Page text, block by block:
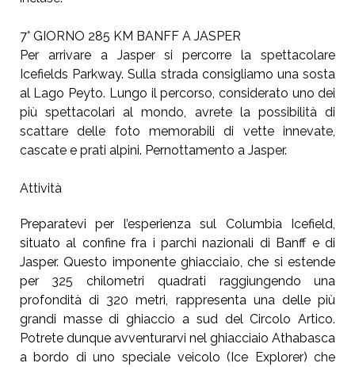
7° GIORNO 285 KM BANFF A JASPER
Per arrivare a Jasper si percorre la spettacolare
Icefields Parkway. Sulla strada consigliamo una sosta
al Lago Peyto. Lungo il percorso, considerato uno dei
più spettacolari al mondo, avrete la possibilità di
scattare delle foto memorabili di vette innevate,
cascate e prati alpini. Pernottamento a Jasper.
Attività
Preparatevi per l’esperienza sul Columbia Icefield,
situato al confine fra i parchi nazionali di Banff e di
Jasper. Questo imponente ghiacciaio, che si estende
per 325 chilometri quadrati raggiungendo una
profondità di 320 metri, rappresenta una delle più
grandi masse di ghiaccio a sud del Circolo Artico.
Potrete dunque avventurarvi nel ghiacciaio Athabasca
a bordo di uno speciale veicolo (Ice Explorer) che